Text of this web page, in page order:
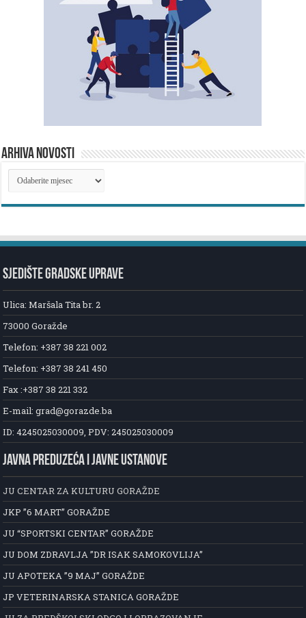
ARHIVA NOVOSTI
ARHIVA
NOVOSTI
SJEDIŠTE GRADSKE UPRAVE
Ulica: Maršala Tita br. 2
73000 Goražde
Telefon: +387 38 221 002
Telefon: +387 38 241 450
Fax :+387 38 221 332
E-mail: grad@gorazde.ba
ID: 4245025030009, PDV: 245025030009
JAVNA PREDUZEĆA I JAVNE USTANOVE
JU CENTAR ZA KULTURU GORAŽDE
JKP ”6 MART” GORAŽDE
JU “SPORTSKI CENTAR” GORAŽDE
JU DOM ZDRAVLJA ”DR ISAK SAMOKOVLIJA”
JU APOTEKA ”9 MAJ” GORAŽDE
JP VETERINARSKA STANICA GORAŽDE